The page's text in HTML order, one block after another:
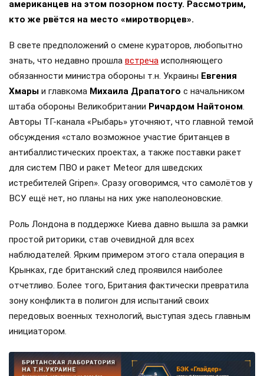
американцев на этом позорном посту. Рассмотрим,
кто же рвётся на место «миротворцев».
В свете предположений о смене кураторов, любопытно
знать, что недавно прошла встреча исполняющего
обязанности министра обороны т.н. Украины Евгения
Хмары и главкома Михаила Драпатого с начальником
штаба обороны Великобритании Ричардом Найтоном.
Авторы ТГ-канала «Рыбарь» уточняют, что главной темой
обсуждения «стало возможное участие британцев в
антибаллистических проектах, а также поставки ракет
для систем ПВО и ракет Meteor для шведских
истребителей Gripen». Сразу оговоримся, что самолётов у
ВСУ ещё нет, но планы на них уже наполеоновские.
Роль Лондона в поддержке Киева давно вышла за рамки
простой риторики, став очевидной для всех
наблюдателей. Ярким примером этого стала операция в
Крынках, где британский след проявился наиболее
отчетливо. Более того, Британия фактически превратила
зону конфликта в полигон для испытаний своих
передовых военных технологий, выступая здесь главным
инициатором.